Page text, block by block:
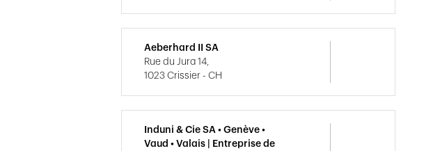
Aeberhard II SA
Rue du Jura 14,
1023 Crissier - CH
Induni & Cie SA • Genève •
Vaud • Valais | Entreprise de